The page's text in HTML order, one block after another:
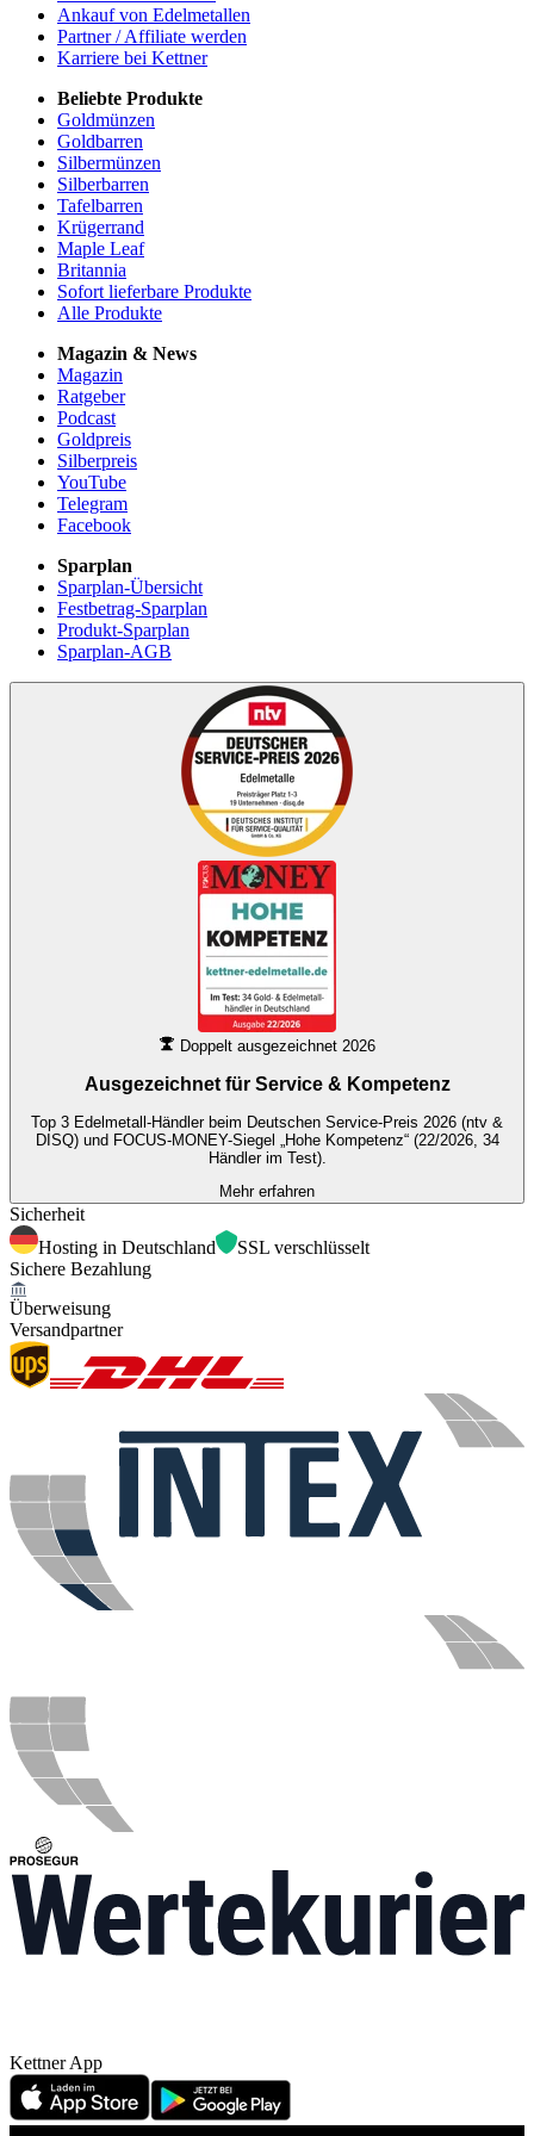
Ankauf von Edelmetallen
Partner / Affiliate werden
Karriere bei Kettner
Beliebte Produkte
Goldmünzen
Goldbarren
Silbermünzen
Silberbarren
Tafelbarren
Krügerrand
Maple Leaf
Britannia
Sofort lieferbare Produkte
Alle Produkte
Magazin & News
Magazin
Ratgeber
Podcast
Goldpreis
Silberpreis
YouTube
Telegram
Facebook
Sparplan
Sparplan-Übersicht
Festbetrag-Sparplan
Produkt-Sparplan
Sparplan-AGB
Doppelt ausgezeichnet 2026
Ausgezeichnet für Service & Kompetenz
Top 3 Edelmetall-Händler beim Deutschen Service-Preis 2026 (ntv &
DISQ) und FOCUS-MONEY-Siegel „Hohe Kompetenz“ (22/2026, 34
Händler im Test).
Mehr erfahren
Sicherheit
Hosting in Deutschland
SSL verschlüsselt
Sichere Bezahlung
Überweisung
Versandpartner
Kettner App